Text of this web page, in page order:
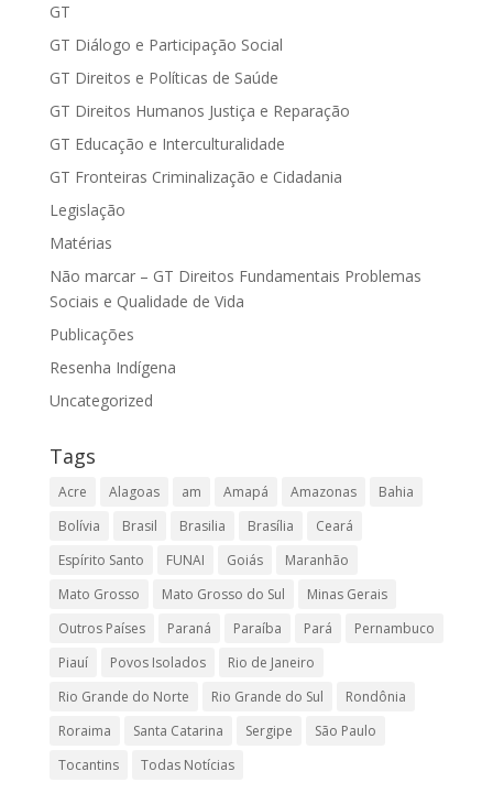
GT
GT Diálogo e Participação Social
GT Direitos e Políticas de Saúde
GT Direitos Humanos Justiça e Reparação
GT Educação e Interculturalidade
GT Fronteiras Criminalização e Cidadania
Legislação
Matérias
Não marcar – GT Direitos Fundamentais Problemas
Sociais e Qualidade de Vida
Publicações
Resenha Indígena
Uncategorized
Tags
Acre Alagoas am Amapá Amazonas
Bahia
Bolívia
Brasil Brasilia Brasília
Ceará
Espírito Santo
FUNAI Goiás
Maranhão
Mato Grosso
Mato Grosso do Sul
Minas Gerais
Outros Países
Paraná Paraíba Pará
Pernambuco
Piauí
Povos Isolados
Rio de Janeiro
Rio Grande do Norte
Rio Grande do Sul
Rondônia
Roraima
Santa Catarina Sergipe
São Paulo
Tocantins
Todas Notícias